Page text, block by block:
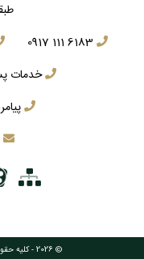
0917 111 6183
خدمات
© 2026 - کلیه حقوق متعلق به